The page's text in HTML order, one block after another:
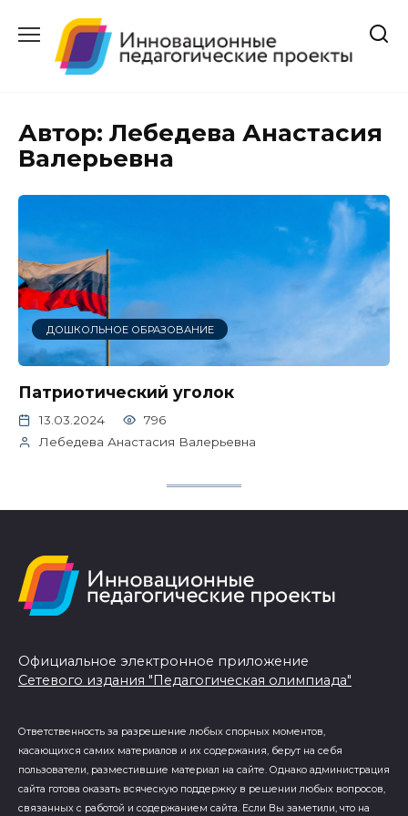
содержанию
Автор: Лебедева Анастасия
Валерьевна
ДОШКОЛЬНОЕ ОБРАЗОВАНИЕ
Патриотический уголок
13.03.2024
796
Лебедева Анастасия Валерьевна
Официальное электронное приложение
Сетевого издания "Педагогическая олимпиада"
Ответственность за разрешение любых спорных моментов,
касающихся самих материалов и их содержания, берут на себя
пользователи, разместившие материал на сайте. Однако администрация
сайта готова оказать всяческую поддержку в решении любых вопросов,
связанных с работой и содержанием сайта. Если Вы заметили, что на